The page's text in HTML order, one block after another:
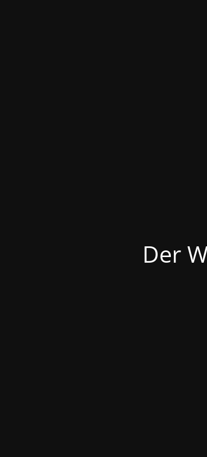
Der